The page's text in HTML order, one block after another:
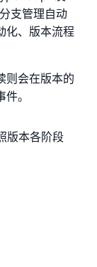
支管理自动
化、版本流程
则会在版本的
。
版本各阶段